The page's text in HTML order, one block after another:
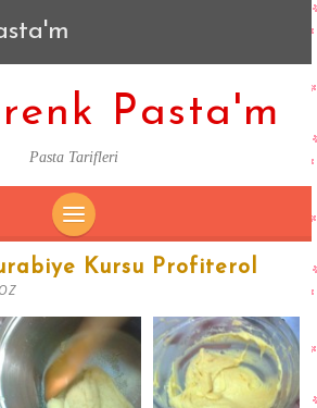
Pasta'm
Pasta Tarifleri
SKIP
Kursu Profiterol